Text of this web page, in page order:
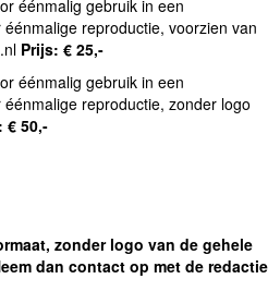
éénmalig gebruik in een
reproductie, voorzien van
Prijs: € 25,-
éénmalig gebruik in een
reproductie, zonder logo
€ 50,-
zonder logo van de gehele
dan contact op met de redactie